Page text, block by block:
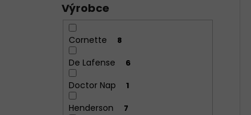
Výrobce
Cornette 8
De Lafense 6
Doctor Nap 1
Henderson 7